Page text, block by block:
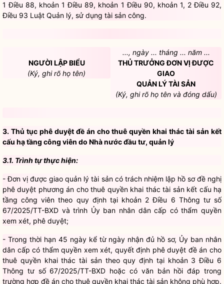
1 Điều 88, khoản 1 Điều 89, khoản 1 Điều 90, , khoản 1, 2 Điều 92,
Điều 93 Luật Quản lý, sử dụng tài sản công.
GIAO
QUẢN LÝ TÀI SẢN
(Ký, ghi rõ họ tên và đóng dấu)
3.1. Trình tự thực hiện:
phê duyệt phương án cho thuê
67/2025/TT-BXDvà trình Ủy bannhân dâncấp có thẩmquyền
xem xét, phê duyệt;
- Trong thời hạn 45 ngày kể từ ngày nhận đủ hồ sơ, Ủy bannhân
dâncấp có thẩmquyền
Thông tư số 67/2025/TT-BXDhoặc có văn bản hồi đáp trong
trường hợp đề án cho thuêquyền khai thác tài sản không phù hợp.
3.2. Cách thức thực hiện:Trực tiếp hoặc trực tuyến trên môi
trường điện tử.